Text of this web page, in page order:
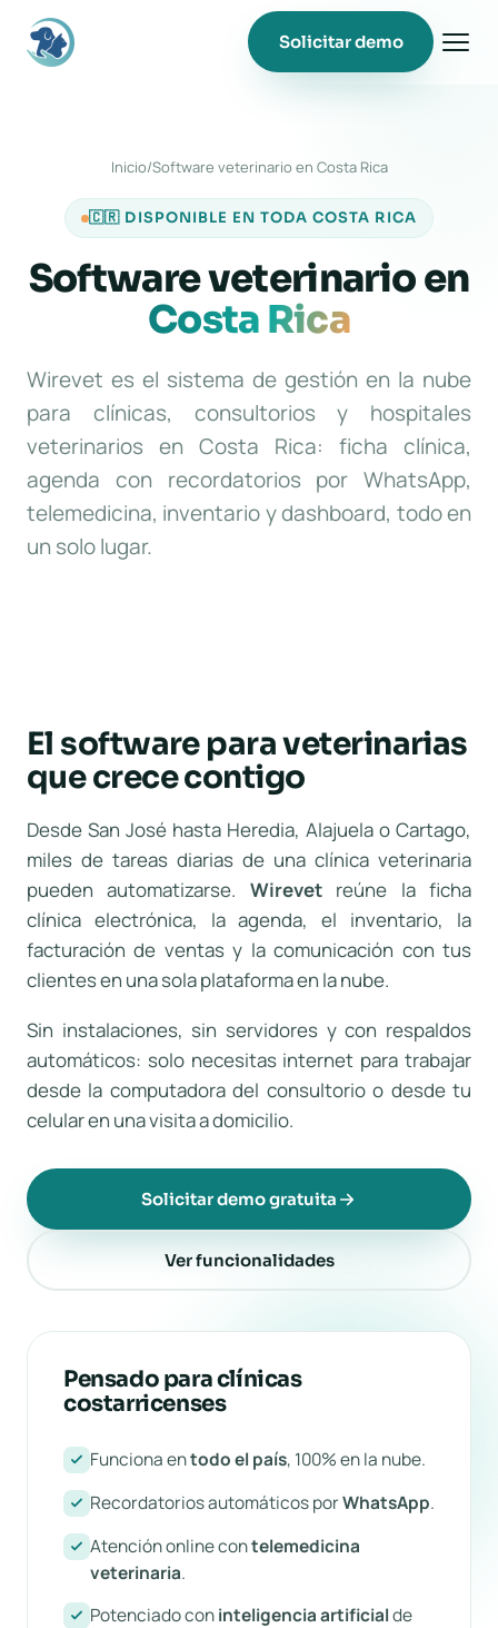
Solicitar demo
Inicio/Software veterinario en Costa Rica
🇨🇷 DISPONIBLE EN TODA COSTA RICA
Software veterinario en
Costa Rica
Wirevet es el sistema de gestión en la nube
para clínicas, consultorios y hospitales
veterinarios en Costa Rica: ficha clínica,
agenda con recordatorios por WhatsApp,
telemedicina, inventario y dashboard, todo en
un solo lugar.
El software para veterinarias
que crece contigo
Desde San José hasta Heredia, Alajuela o Cartago,
miles de tareas diarias de una clínica veterinaria
pueden automatizarse. Wirevetreúne la ficha
clínica electrónica, la agenda, el inventario, la
facturación de ventas y la comunicación con tus
clientes en una sola plataforma en la nube.
Sin instalaciones, sin servidores y con respaldos
automáticos: solo necesitas internet para trabajar
desde la computadora del consultorio o desde tu
celular en una visita a domicilio.
Solicitar demo gratuita
Ver funcionalidades
Pensado para clínicas
costarricenses
Funciona entodo el país, 100% en la nube.
Recordatorios automáticos porWhatsApp.
Atención online contelemedicina
veterinaria.
Potenciado coninteligencia artificialde